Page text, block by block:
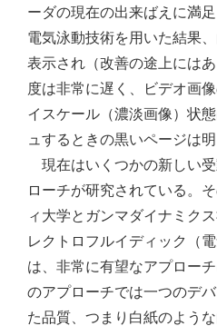
ーダの現在の出来ばえに満
電気泳動技術を用いた結果
表示され（改善の途上には
度は非常に遅く、ビデオ画
イスケール（濃淡画像）状
ュするときの黒いページは明
現在はいくつかの新しい
ローチが研究されている。
ィ大学とガンマダイナミク
レクトロフルイディック（
は、非常に有望なアプロー
のアプローチでは一つのデ
た品質、つまり白紙のよう